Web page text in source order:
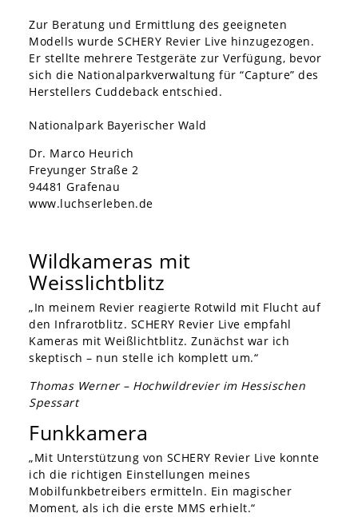
Zur Beratung und Ermittlung des geeigneten
Modells wurde SCHERY Revier Live hinzugezogen.
Er stellte mehrere Testgeräte zur Verfügung, bevor
sich die Nationalparkverwaltung für “Capture” des
Herstellers Cuddeback entschied.
Nationalpark Bayerischer Wald
Dr. Marco Heurich
Freyunger Straße 2
94481 Grafenau
www.luchserleben.de
Wildkameras mit
Weisslichtblitz
„In meinem Revier reagierte Rotwild mit Flucht auf
den Infrarotblitz. SCHERY Revier Live empfahl
Kameras mit Weißlichtblitz. Zunächst war ich
skeptisch – nun stelle ich komplett um.“
Thomas Werner – Hochwildrevier im Hessischen
Spessart
Funkkamera
„Mit Unterstützung von SCHERY Revier Live konnte
ich die richtigen Einstellungen meines
Mobilfunkbetreibers ermitteln. Ein magischer
Moment, als ich die erste MMS erhielt.“